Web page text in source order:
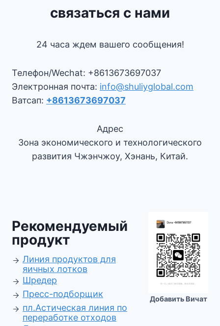
связаться с нами
24 часа ждем вашего сообщения!
Телефон/Wechat: +8613673697037
Электронная почта: info@shuliyglobal.com
Ватсап: +8613673697037
Адрес
Зона экономического и технологического
развития Чжэнчжоу, Хэнань, Китай.
Рекомендуемый
продукт
Линия продуктов для
яичных лотков
Шредер
Пресс-подборщик
пл.Астическая линия по
переработке отходов
Добавить Вичат